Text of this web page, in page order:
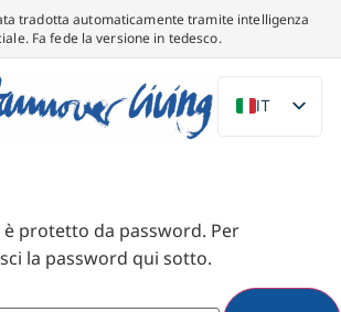
tradotta automaticamente tramite intelligenza
Fa fede la versione in tedesco.
IT
DE
ES
protetto da password. Per
la password qui sotto.